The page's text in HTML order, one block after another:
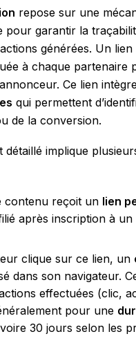
repose sur une
pour garantir la
générées. Un
à chaque partenaire
Ce lien
qui permettent
de la conversion.
implique
contenu reçoit un lien
après inscription à
clique sur ce lien, un
dans son navigateur.
effectuées (clic,
pour une
30 jours selon les